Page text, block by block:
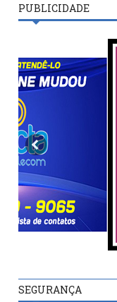
PUBLICIDADE
SEGURANÇA